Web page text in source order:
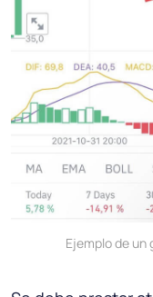
Ejemplo de